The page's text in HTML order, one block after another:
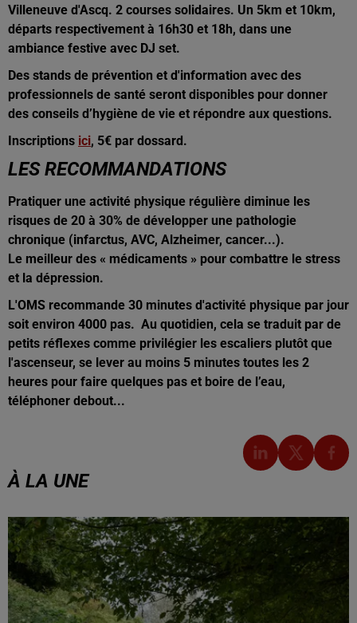
Villeneuve d'Ascq. 2 courses solidaires. Un 5km et 10km,
départs respectivement à 16h30 et 18h, dans une
ambiance festive avec DJ set.
Des stands de prévention et d'information avec des
professionnels de santé seront disponibles pour donner
des conseils d’hygiène de vie et répondre aux questions.
Inscriptions ici, 5€ par dossard.
LES RECOMMANDATIONS
Pratiquer une activité physique régulière diminue les
risques de 20 à 30% de développer une pathologie
chronique (infarctus, AVC, Alzheimer, cancer...).
Le meilleur des « médicaments » pour combattre le stress
et la dépression.
L'OMS recommande 30 minutes d'activité physique par jour
soit environ 4000 pas. Au quotidien, cela se traduit par de
petits réflexes comme privilégier les escaliers plutôt que
l'ascenseur, se lever au moins 5 minutes toutes les 2
heures pour faire quelques pas et boire de l’eau,
téléphoner debout...
À LA UNE